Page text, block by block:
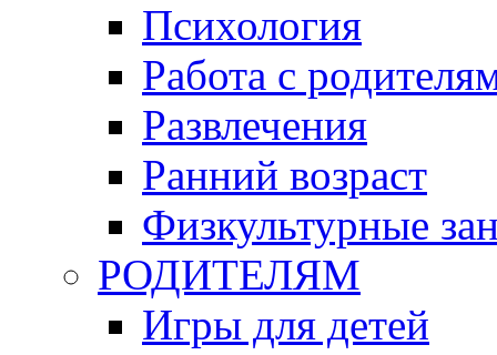
Психология
Работа с
Развлечения
Ранний возраст
Физкультурные
РОДИТЕЛЯМ
Игры для детей